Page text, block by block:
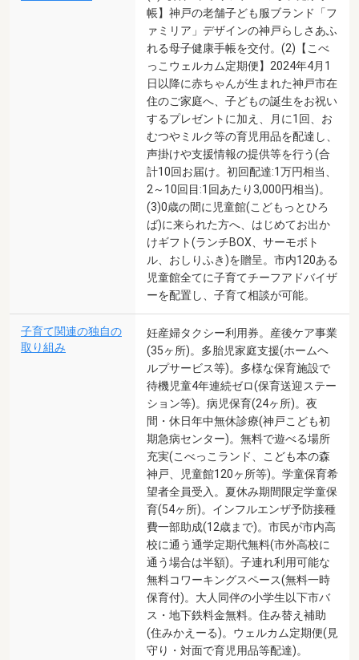
帳】神戸の老舗子ども服ブランド「フ
ァミリア」デザインの神戸らしさあふ
れる母子健康手帳を交付。(2)【こべ
っこウェルカム定期便】2024年4月1
日以降に赤ちゃんが生まれた神戸市在
住のご家庭へ、子どもの誕生をお祝い
するプレゼントに加え、月に1回、お
むつやミルク等の育児用品を配達し、
声掛けや支援情報の提供等を行う(合
計10回お届け。初回配達:1万円相当、
2～10回目:1回あたり3,000円相当)。
(3)0歳の間に児童館(こどもっとひろ
ば)に来られた方へ、はじめてお出か
けギフト(ランチBOX、サーモボト
ル、おしりふき)を贈呈。市内120ある
児童館全てに子育てチーフアドバイザ
ーを配置し、子育て相談が可能。
子育て関連の独自の
取り組み
妊産婦タクシー利用券。産後ケア事業
(35ヶ所)。多胎児家庭支援(ホームヘ
ルプサービス等)。多様な保育施設で
待機児童4年連続ゼロ(保育送迎ステー
ション等)。病児保育(24ヶ所)。夜
間・休日年中無休診療(神戸こども初
期急病センター)。無料で遊べる場所
充実(こべっこランド、こども本の森
神戸、児童館120ヶ所等)。学童保育希
望者全員受入。夏休み期間限定学童保
育(54ヶ所)。インフルエンザ予防接種
費一部助成(12歳まで)。市民が市内高
校に通う通学定期代無料(市外高校に
通う場合は半額)。子連れ利用可能な
無料コワーキングスペース(無料一時
保育付)。大人同伴の小学生以下市バ
ス・地下鉄料金無料。住み替え補助
(住みかえーる)。ウェルカム定期便(見
守り・対面で育児用品等配達)。